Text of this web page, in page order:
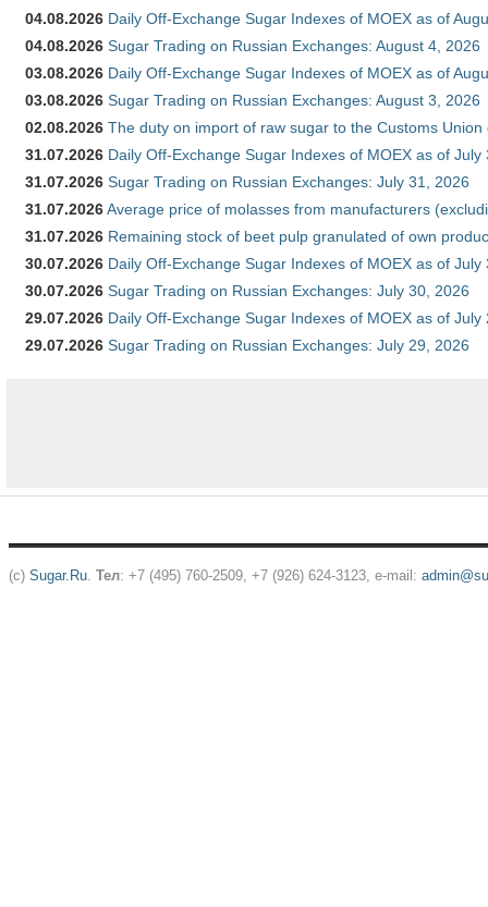
04.08.2026 Daily Off-Exchange Sugar Indexes of MOEX as of
04.08.2026 Sugar Trading on Russian Exchanges: August 4, 2026
03.08.2026 Daily Off-Exchange Sugar Indexes of MOEX as of
03.08.2026 Sugar Trading on Russian Exchanges: August 3, 2026
02.08.2026 The duty on import of raw sugar to the Customs
31.07.2026 Daily Off-Exchange Sugar Indexes of MOEX as of July
31.07.2026 Sugar Trading on Russian Exchanges: July 31, 2026
31.07.2026Average price of molasses from manufacturers
31.07.2026 Remaining stock of beet pulp granulated of own
30.07.2026 Daily Off-Exchange Sugar Indexes of MOEX as of July
30.07.2026 Sugar Trading on Russian Exchanges: July 30, 2026
29.07.2026 Daily Off-Exchange Sugar Indexes of MOEX as of July
29.07.2026 Sugar Trading on Russian Exchanges: July 29, 2026
(c) Sugar.Ru. Тел: +7 (495) 760-2509, +7 (926) 624-3123, e-mail: